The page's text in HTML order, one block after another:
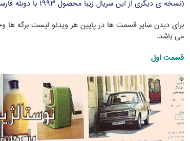
(نسخه ی دیگری از این سریال زیبا محصول ۱۹۹۳ با دوبله فارسی
برای دیدن سایر قسمت ها در پایین هر ویدئو لیست برگه
می باشد.
قسمت اول